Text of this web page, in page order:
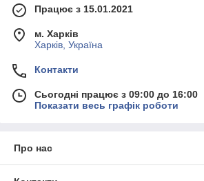
Працює з 15.01.2021
м. Харків
Харків, Україна
Контакти
Сьогодні працює з 09:00 до 16:00
Показати весь графік роботи
Про нас